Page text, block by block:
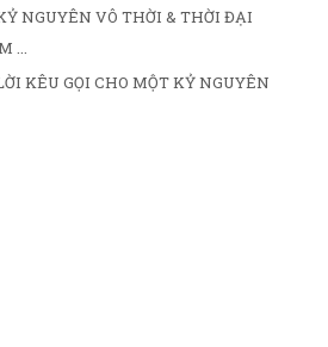
NGUYÊN VÔ THỜI & THỜI ĐẠI
...
KÊU GỌI CHO MỘT KỶ NGUYÊN